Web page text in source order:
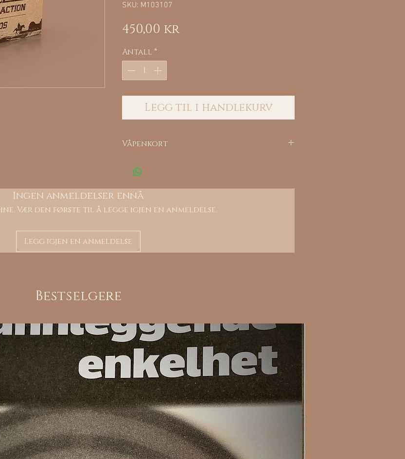
SKU: M103107
450,00 krPris
Antall *
Legg til i handlekurv
Våpenkort
sendes e-post post@grosvapen.com
Ingen anmeldelser ennå
Vær den første til å legge igjen en anmeldelse.
Legg igjen en anmeldelse
Bestselgere